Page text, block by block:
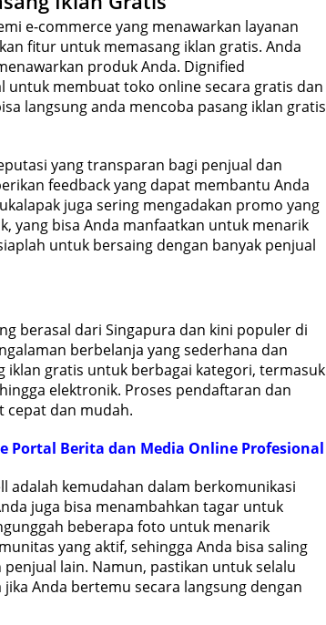
e-commerceyang menawarkan layanan
fitur untuk memasang iklan gratis. Anda
produk Anda. Dignified
untuk membuat toko online secara gratis dan
langsung anda mencoba pasang iklan gratis
yang transparan bagi penjual dan
feedback yang dapat membantu Anda
juga sering mengadakan promo yang
yang bisa Anda manfaatkan untuk menarik
untuk bersaingdengan banyak penjual
berasal dari Singapura dan kini populer di
berbelanja yang sederhana dan
iklan gratis untuk berbagai kategori, termasuk
elektronik. Proses pendaftaran dan
cepat dan mudah.
Portal Berita dan Media Online Profesional
adalah kemudahan dalam berkomunikasi
juga bisa menambahkan tagar untuk
beberapa foto untuk menarik
yang aktif, sehingga Anda bisa saling
penjual lain. Namun, pastikan untuk selalu
Anda bertemu secara langsung dengan